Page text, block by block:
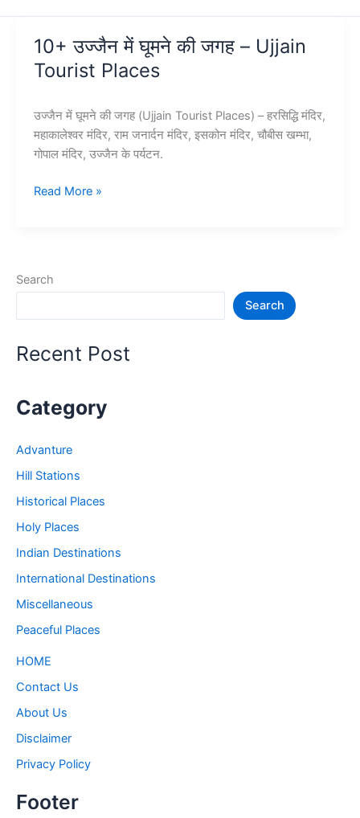
10+ उज्जैन में घूमने की जगह – Ujjain
Tourist Places
उज्जैन में घूमने की जगह (Ujjain Tourist Places) – हरसिद्धि मंदिर,
महाकालेश्वर मंदिर, राम जनार्दन मंदिर, इसकोन मंदिर, चौबीस खम्भा,
गोपाल मंदिर, उज्जैन के पर्यटन.
10+
जगह
Places
Read More »
Search
Search
Recent Post
Category
Advanture
Hill Stations
Historical Places
Holy Places
Indian Destinations
International Destinations
Miscellaneous
Peaceful Places
HOME
Contact Us
About Us
Disclaimer
Privacy Policy
Footer